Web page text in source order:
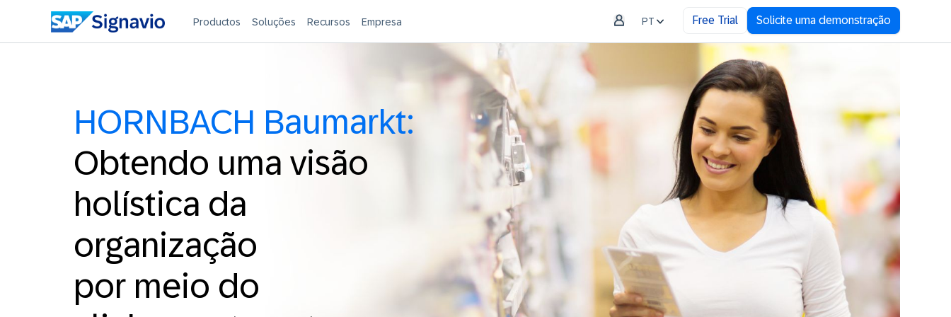
Productos Soluções Recursos Empresa PT Free Trial Solicite uma demonstração
HORNBACH Baumarkt:
Obtendo uma visão
holística da
organização
por meio do